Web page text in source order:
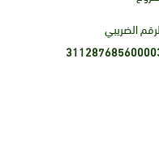
الضريبي